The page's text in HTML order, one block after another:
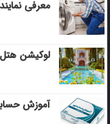
معرفی
لوکیشن
آموزش